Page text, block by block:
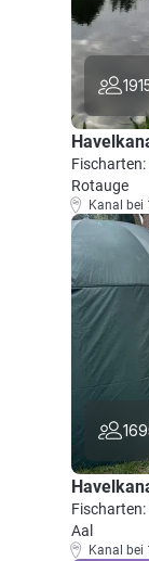
Fischarten:
Rotauge
Kanal bei
Aal
Kanal bei